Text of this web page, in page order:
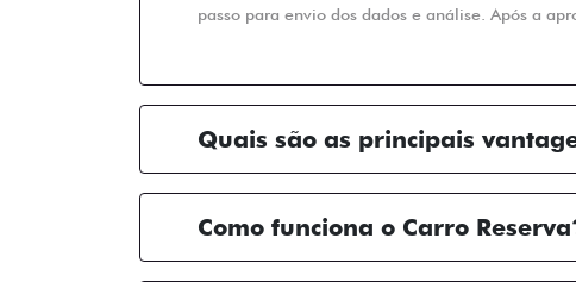
passo para envio dos dados e análise. Após a
Quais são as principais
Como funciona o Carro